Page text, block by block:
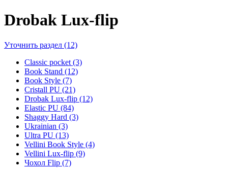
Drobak Lux-flip
Уточнить раздел (12)
Classic pocket (3)
Book Stand (12)
Book Style (7)
Cristall PU (21)
Drobak Lux-flip (12)
Elastic PU (84)
Shaggy Hard (3)
Ukrainian (3)
Ultra PU (13)
Vellini Book Style (4)
Vellini Lux-flip (9)
Чохол Flip (7)